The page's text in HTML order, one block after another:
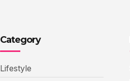
Category
Lifestyle